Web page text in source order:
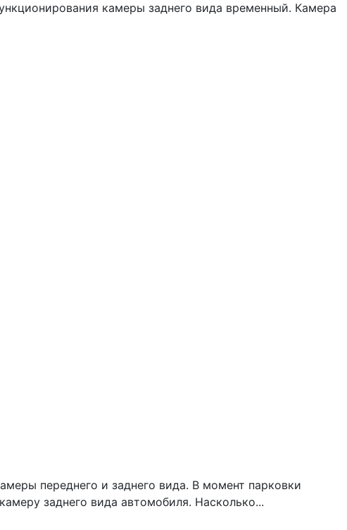
камеры заднего вида временный. Камера
переднего и заднего вида. В момент парковки
заднего вида автомобиля. Насколько...